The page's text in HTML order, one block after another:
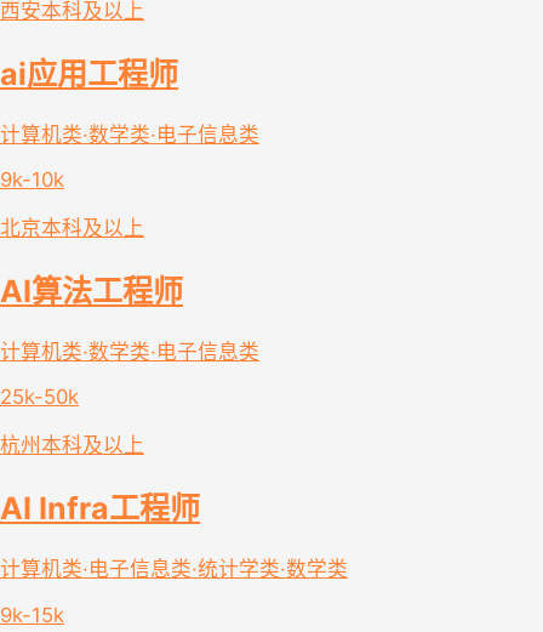
西安本科及以上
ai应用工程师
计算机类·数学类·电子信息类
9k-10k
北京本科及以上
AI算法工程师
计算机类·数学类·电子信息类
25k-50k
杭州 本科及以上
AI Infra工程师
计算机类·电子信息类·统计学类·数学类
9k-15k